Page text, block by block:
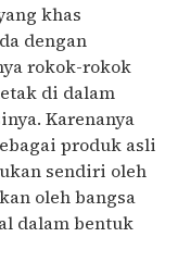
khas
dengan
rokok-rokok
di dalam
Karenanya
produk asli
sendiri oleh
oleh bangsa
dalam bentuk